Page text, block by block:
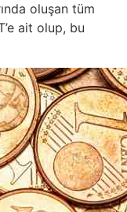
oluşan tüm
ait olup, bu